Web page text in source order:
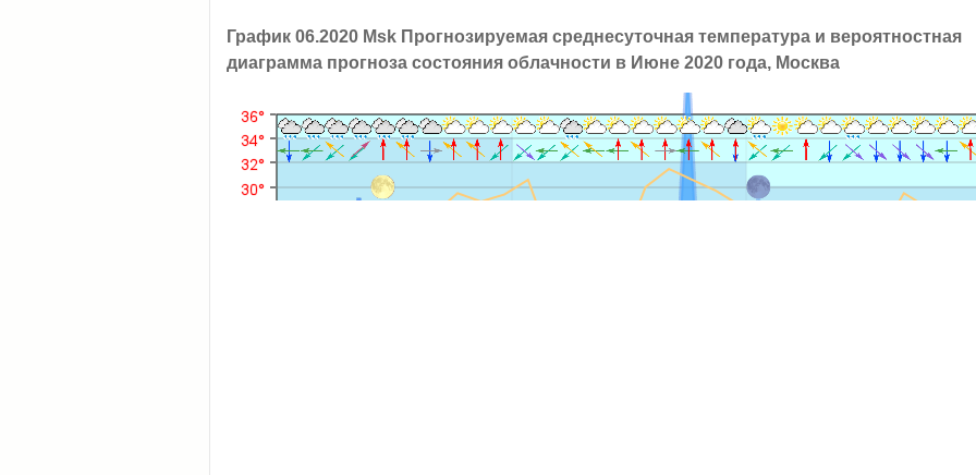
График 06.2020 Msk Прогнозируемая среднесуточная температура и вероятностная
диаграмма прогноза состояния облачности в Июне 2020 года, Москва